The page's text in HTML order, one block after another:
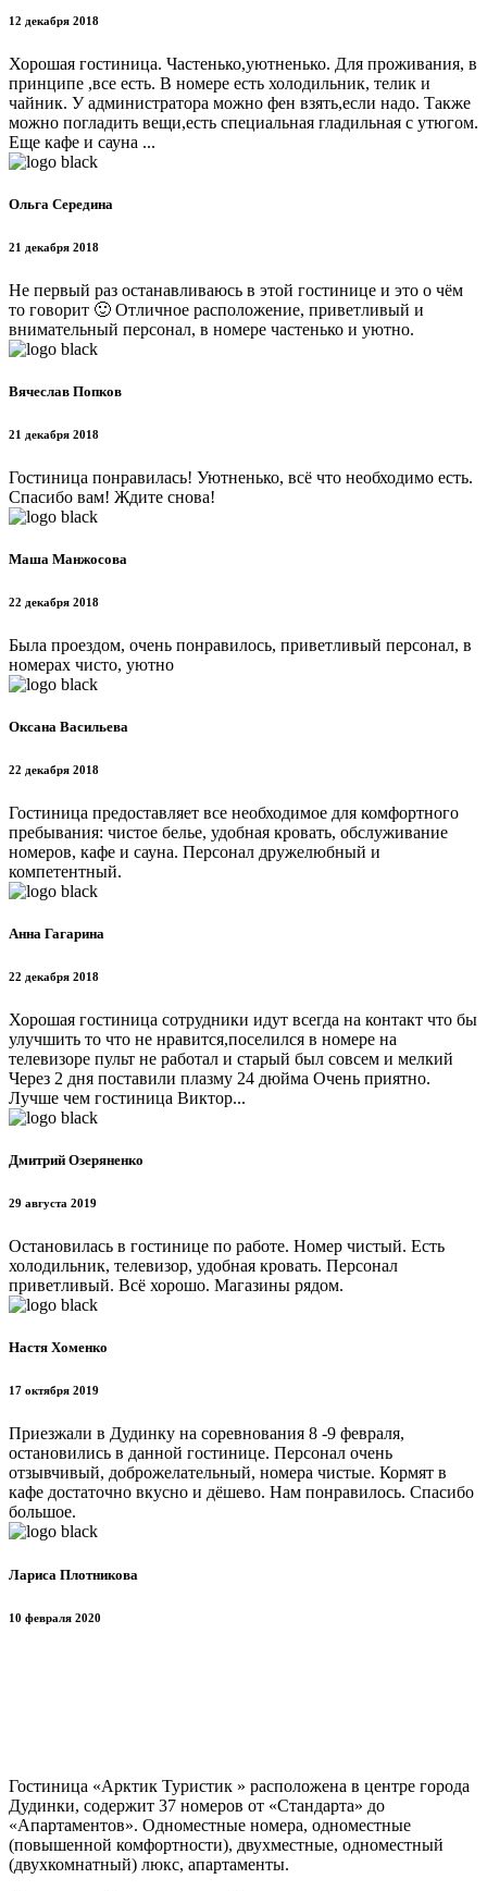
12 декабря 2018
Хорошая гостиница. Частенько,уютненько. Для проживания, в
принципе ,все есть. В номере есть холодильник, телик и
чайник. У администратора можно фен взять,если надо. Также
можно погладить вещи,есть специальная гладильная с утюгом.
Еще кафе и сауна ...
Ольга Середина
21 декабря 2018
Не первый раз останавливаюсь в этой гостинице и это о чём
то говорит 🙂 Отличное расположение, приветливый и
внимательный персонал, в номере частенько и уютно.
Вячеслав Попков
21 декабря 2018
Гостиница понравилась! Уютненько, всё что необходимо есть.
Спасибо вам! Ждите снова!
Маша Манжосова
22 декабря 2018
Была проездом, очень понравилось, приветливый персонал, в
номерах чисто, уютно
Оксана Васильева
22 декабря 2018
Гостиница предоставляет все необходимое для комфортного
пребывания: чистое белье, удобная кровать, обслуживание
номеров, кафе и сауна. Персонал дружелюбный и
компетентный.
Анна Гагарина
22 декабря 2018
Хорошая гостиница сотрудники идут всегда на контакт что бы
улучшить то что не нравится,поселился в номере на
телевизоре пульт не работал и старый был совсем и мелкий
Через 2 дня поставили плазму 24 дюйма Очень приятно.
Лучше чем гостиница Виктор...
Дмитрий Озеряненко
29 августа 2019
Остановилась в гостинице по работе. Номер чистый. Есть
холодильник, телевизор, удобная кровать. Персонал
приветливый. Всё хорошо. Магазины рядом.
Настя Хоменко
17 октября 2019
Приезжали в Дудинку на соревнования 8 -9 февраля,
остановились в данной гостинице. Персонал очень
отзывчивый, доброжелательный, номера чистые. Кормят в
кафе достаточно вкусно и дёшево. Нам понравилось. Спасибо
большое.
Лариса Плотникова
10 февраля 2020
Гостиница «Арктик Туристик » расположена в центре города
Дудинки, содержит 37 номеров от «Стандарта» до
«Апартаментов». Одноместные номера, одноместные
(повышенной комфортности), двухместные, одноместный
(двухкомнатный) люкс, апартаменты.